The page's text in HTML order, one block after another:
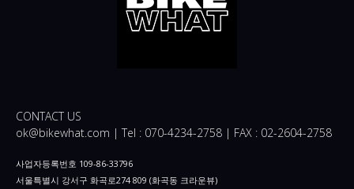
CONTACT US
ok@bikewhat.com | Tel : 070-4234-2758 | FAX : 02-2604-2758
사업자등록번호 109-86-33796
서울특별시 강서구 화곡로274 809 (화곡동 크라운뷰)